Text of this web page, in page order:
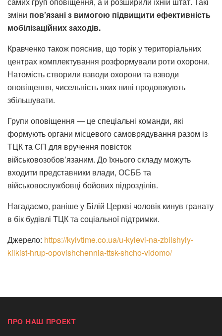
зміни пов’язані з вимогою підвищити ефективність
мобілізаційних заходів.
Кравченко також пояснив, що торік у територіальних
центрах комплектування розформували роти охорони.
Натомість створили взводи охорони та взводи
оповіщення, чисельність яких нині продовжують
збільшувати.
Групи оповіщення — це спеціальні команди, які
формують органи місцевого самоврядування разом із
ТЦК та СП для вручення повісток
військовозобов’язаним. До їхнього складу можуть
входити представники влади, ОСББ та
військовослужбовці бойових підрозділів.
Нагадаємо, раніше у Білій Церкві чоловік кинув гранату
в бік будівлі ТЦК та соціальної підтримки.
Джерело: https://kyivtime.co.ua/u-kyievi-na-zbilshyly-
kilkist-hrup-opovishchennia-ttsk-shcho-vidomo/
ПРО НАШ ПРОЕКТ